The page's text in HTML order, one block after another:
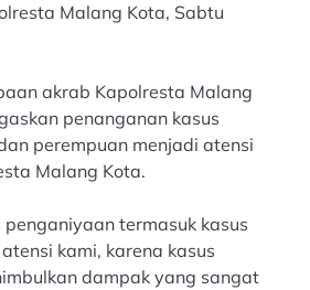
Malang Kota, Sabtu
akrab Kapolresta Malang
penanganan kasus
perempuan menjadi atensi
Malang Kota.
penganiyaan termasuk kasus
kami, karena kasus
dampak yang sangat